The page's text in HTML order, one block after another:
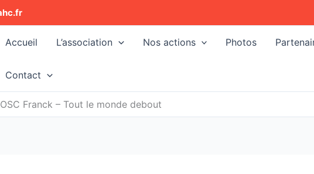
Accueil L’association Nos actions Photos
Contact
Franck – Tout le monde debout